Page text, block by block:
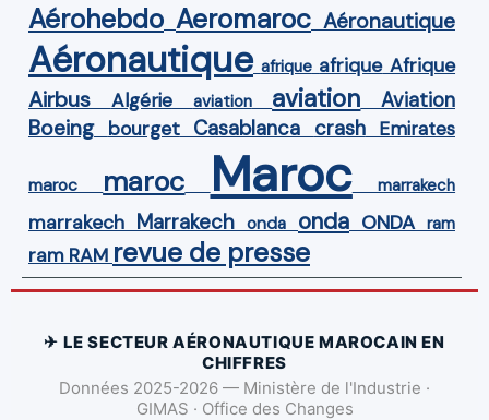
Aérohebdo Aeromaroc Aéronautique
Aéronautique afrique afrique Afrique
Airbus Algérie aviation aviation Aviation
Boeing bourget Casablanca crash Emirates
maroc maroc Maroc marrakech
marrakech Marrakech onda onda ONDA ram
ram RAM revue de presse
✈ LE SECTEUR AÉRONAUTIQUE MAROCAIN EN
CHIFFRES
Données 2025-2026 — Ministère de l'Industrie ·
GIMAS · Office des Changes